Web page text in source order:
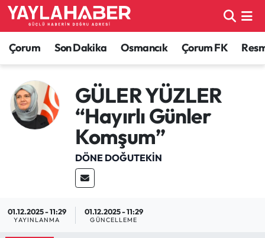
Çorum Son Dakika Osmancık Çorum FK
GÜLER YÜZLER
“Hayırlı Günler
Komşum”
DÖNE DOĞUTEKIN
01.12.2025 - 11:29
YAYINLANMA
01.12.2025 - 11:29
GÜNCELLEME
Alaca Haberleri
Bilgi - Keşfet Haberleri
Bilim ve Teknoloji
Boğazkale Haberleri
Çorum Son Dakika Haberleri
Çorum Nöbetçi Eczaneler
Çorum Namaz Vakitleri
Çorum Trafik Yoğunluk Haritası
TFF 1.Lig Puan Durumu ve Fikstür
Son Dakika Haberleri